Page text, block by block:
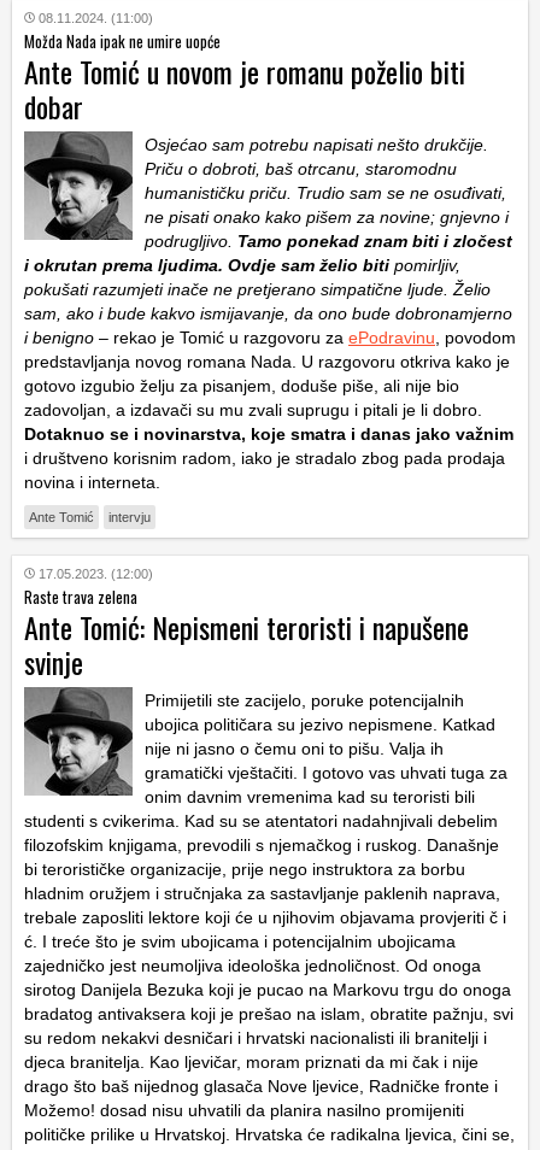
08.11.2024. (11:00)
Možda Nada ipak ne umire uopće
Ante Tomić u novom je romanu poželio biti
dobar
Osjećao sam potrebu napisati nešto drukčije.
Priču o dobroti, baš otrcanu, staromodnu
humanističku priču. Trudio sam se ne osuđivati,
ne pisati onako kako pišem za novine; gnjevno i
podrugljivo. Tamo ponekad znam biti i zločest
i okrutan prema ljudima. Ovdje sam želio biti pomirljiv,
pokušati razumjeti inače ne pretjerano simpatične ljude. Želio
sam, ako i bude kakvo ismijavanje, da ono bude dobronamjerno
i benigno – rekao je Tomić u razgovoru za ePodravinu , povodom
predstavljanja novog romana Nada. U razgovoru otkriva kako je
gotovo izgubio želju za pisanjem, doduše piše, ali nije bio
zadovoljan, a izdavači su mu zvali suprugu i pitali je li dobro.
Dotaknuo se i novinarstva, koje smatra i danas jako važnim
i društveno korisnim radom, iako je stradalo zbog pada prodaja
novina i interneta.
Ante Tomić intervju
17.05.2023. (12:00)
Raste trava zelena
Ante Tomić: Nepismeni teroristi i napušene
svinje
Primijetili ste zacijelo, poruke potencijalnih
ubojica političara su jezivo nepismene. Katkad
nije ni jasno o čemu oni to pišu. Valja ih
gramatički vještačiti. I gotovo vas uhvati tuga za
onim davnim vremenima kad su teroristi bili
studenti s cvikerima. Kad su se atentatori nadahnjivali debelim
filozofskim knjigama, prevodili s njemačkog i ruskog. Današnje
bi terorističke organizacije, prije nego instruktora za borbu
hladnim oružjem i stručnjaka za sastavljanje paklenih naprava,
trebale zaposliti lektore koji će u njihovim objavama provjeriti č i
ć. I treće što je svim ubojicama i potencijalnim ubojicama
zajedničko jest neumoljiva ideološka jednoličnost. Od onoga
sirotog Danijela Bezuka koji je pucao na Markovu trgu do onoga
bradatog antivaksera koji je prešao na islam, obratite pažnju, svi
su redom nekakvi desničari i hrvatski nacionalisti ili branitelji i
djeca branitelja. Kao ljevičar, moram priznati da mi čak i nije
drago što baš nijednog glasača Nove ljevice, Radničke fronte i
Možemo! dosad nisu uhvatili da planira nasilno promijeniti
političke prilike u Hrvatskoj. Hrvatska će radikalna ljevica, čini se,